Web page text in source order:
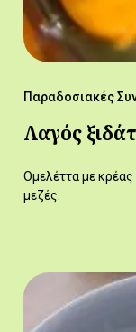
Παραδοσιακές
Λαγός
Ομελέττα με κρέας
μεζές.